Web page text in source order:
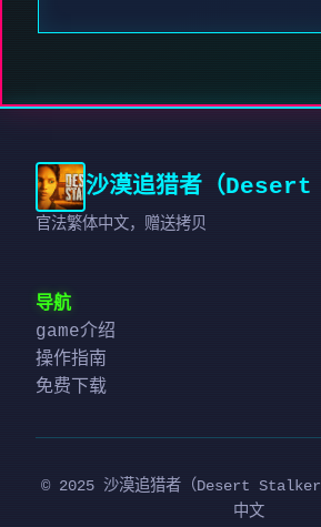
沙漠追猎者（
官法繁体中文，赠送拷贝
导航
game介绍
操作指南
免费下载
© 2025 沙漠追猎者（Desert
中文